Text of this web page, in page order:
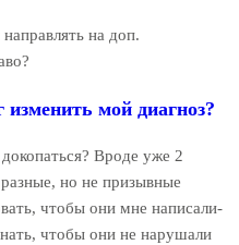
на доп.
мой диагноз?
Вроде уже 2
но не призывные
чтобы они мне написали-
чтобы они не нарушали